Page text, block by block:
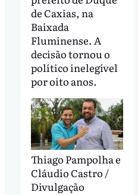
de Caxias, na
Baixada
Fluminense. A
decisão tornou o
político inelegível
por oito anos.
Thiago Pampolha e
Cláudio Castro /
Divulgação